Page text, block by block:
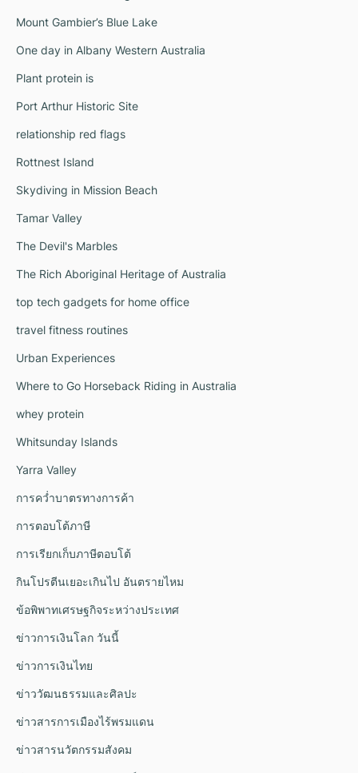
Mount Gambier’s Blue Lake
One day in Albany Western Australia
Plant protein is
Port Arthur Historic Site
relationship red flags
Rottnest Island
Skydiving in Mission Beach
Tamar Valley
The Devil's Marbles
The Rich Aboriginal Heritage of Australia
top tech gadgets for home office
travel fitness routines
Urban Experiences
Where to Go Horseback Riding in Australia
whey protein
Whitsunday Islands
Yarra Valley
การคว่ำบาตรทางการค้า
การตอบโต้ภาษี
การเรียกเก็บภาษีตอบโต้
กินโปรตีนเยอะเกินไป อันตรายไหม
ข้อพิพาทเศรษฐกิจระหว่างประเทศ
ข่าวการเงินโลก วันนี้
ข่าวการเงินไทย
ข่าววัฒนธรรมและศิลปะ
ข่าวสารการเมืองไร้พรมแดน
ข่าวสารนวัตกรรมสังคม